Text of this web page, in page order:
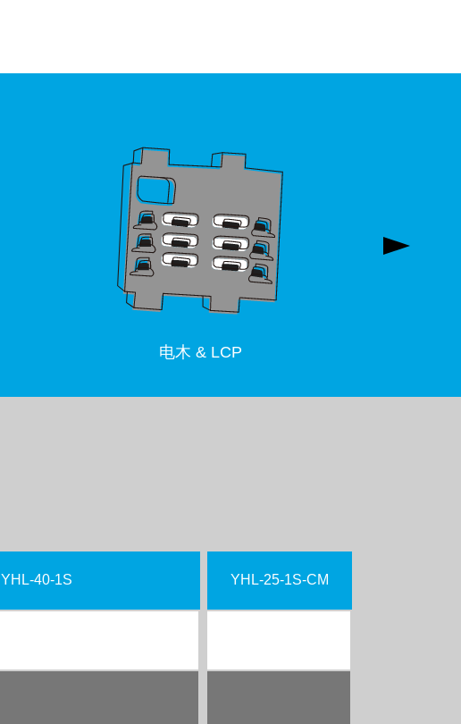
电木 & LCP
YHL-40-1S YHL-25-1S-CM